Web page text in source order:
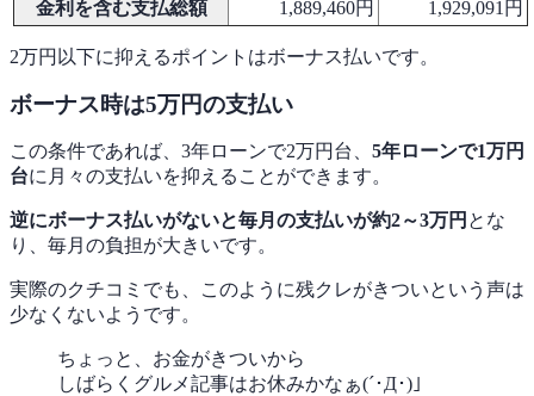
金利を含む支払総額
1,889,460円 1,929,091円
2万円以下に抑えるポイントはボーナス払いです。
ボーナス時は5万円の支払い
この条件であれば、3年ローンで2万円台、 5年ローンで1万円
台に月々の支払いを抑えることができます。
逆にボーナス払いがないと毎月の支払いが約2～3万円 とな
り、毎月の負担が大きいです。
実際のクチコミでも、このように残クレがきついという声は
少なくないようです。
ちょっと、お金がきついから
しばらくグルメ記事はお休みかなぁ(´･Д･)」